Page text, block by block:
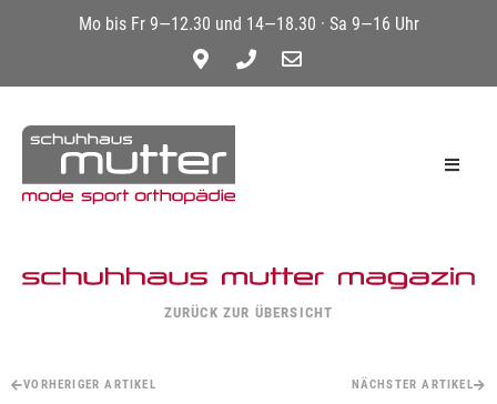
Mo bis Fr 9—12.30 und 14—18.30 · Sa 9—16 Uhr
ZURÜCK ZUR ÜBERSICHT
VORHERIGER ARTIKEL NÄCHSTER ARTIKEL